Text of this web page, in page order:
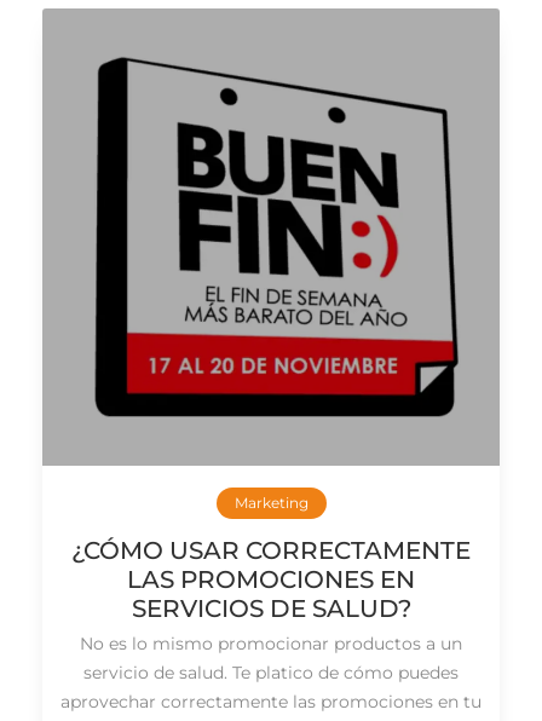
Marketing
¿CÓMO USAR CORRECTAMENTE
LAS PROMOCIONES EN
SERVICIOS DE SALUD?
No es lo mismo promocionar productos a un
servicio de salud. Te platico de cómo puedes
aprovechar correctamente las promociones en tu